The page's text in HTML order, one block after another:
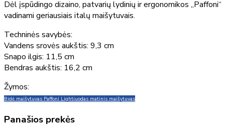
Dėl įspūdingo dizaino, patvarių lydinių ir ergonomikos „Paffoni“
vadinami geriausiais italų maišytuvais.
Techninės savybės:
Vandens srovės aukštis: 9,3 cm
Snapo ilgis: 11,5 cm
Bendras aukštis: 16,2 cm
Žymos:
Bidė maišytuvas Paffoni Lightjuodas matinis maišytuvas
Panašios prekės